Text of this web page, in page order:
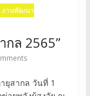
งานพัฒนา
กล 2565”
ยุสากล วันที่ 1